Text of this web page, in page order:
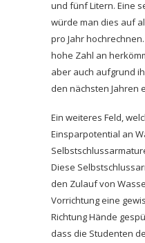
und fünf Litern. Eine
würde man dies auf
pro Jahr
hohe Zahl an
aber auch aufgrund
den nächsten Jahren
Ein weiteres Feld,
Einsparpotential an
Diese
den Zulauf von
Vorrichtung eine
Richtung Hände
dass die Studenten